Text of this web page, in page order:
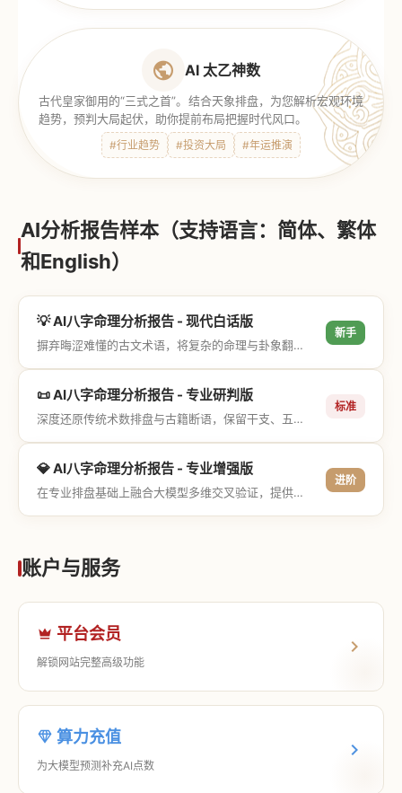
AI 太乙神数
古代皇家御用的“三式之首”。结合天象排盘，为您解析宏观环境
趋势，预判大局起伏，助你提前布局把握时代风口。
#行业趋势 #投资大局 #年运推演
AI分析报告样本（支持语言：简体、繁体
和English）
💡 AI八字命理分析报告 - 现代白话版
摒弃晦涩难懂的古文术语，将复杂的命理与卦象翻译成通俗易懂的现代大白话，直击结果与生活建议，零门槛轻松阅读。
新手
📜 AI八字命理分析报告 - 专业研判版
深度还原传统术数排盘与古籍断语，保留干支、五行与神煞等专业术语，适合追求严谨考证与具备易学基础的用户。
标准
💎 AI八字命理分析报告 - 专业增强版
在专业排盘基础上融合大模型多维交叉验证，提供更详尽的流年推演、应期运筹、象意深度剖析，以及全方位的运筹决策指导。
进阶
账户与服务
平台会员
解锁网站完整高级功能
算力充值
为大模型预测补充AI点数